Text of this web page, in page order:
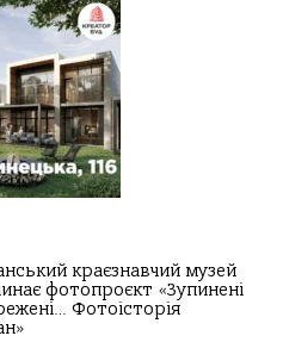
краєзнавчий музей
фотопроєкт «Зупинені
Фотоісторія